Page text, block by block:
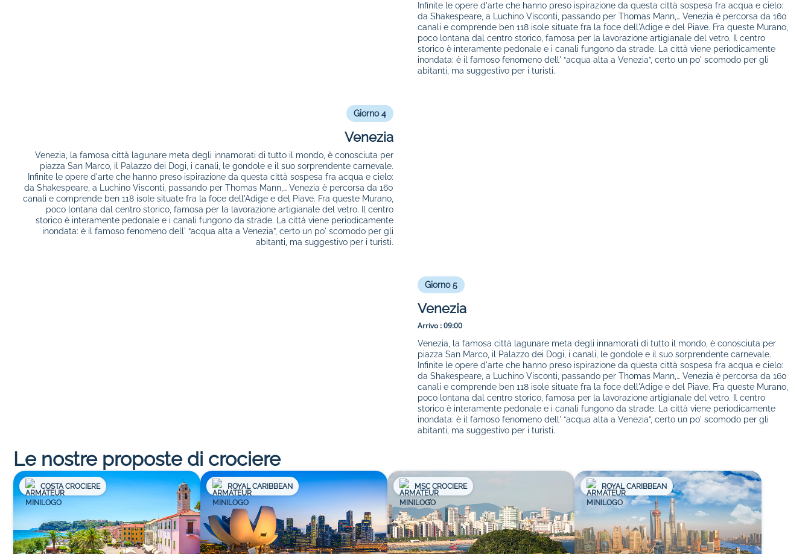
Infinite le opere d'arte che hanno preso ispirazione da questa città sospesa fra acqua e cielo:
da Shakespeare, a Luchino Visconti, passando per Thomas Mann,… Venezia è percorsa da 160
canali e comprende ben 118 isole situate fra la foce dell'Adige e del Piave. Fra queste Murano,
poco lontana dal centro storico, famosa per la lavorazione artigianale del vetro. Il centro
storico è interamente pedonale e i canali fungono da strade. La città viene periodicamente
inondata: è il famoso fenomeno dell' “acqua alta a Venezia”, certo un po' scomodo per gli
abitanti, ma suggestivo per i turisti.
Giorno 4
Venezia
Venezia, la famosa città lagunare meta degli innamorati di tutto il mondo, è conosciuta per
piazza San Marco, il Palazzo dei Dogi, i canali, le gondole e il suo sorprendente carnevale.
Infinite le opere d'arte che hanno preso ispirazione da questa città sospesa fra acqua e cielo:
da Shakespeare, a Luchino Visconti, passando per Thomas Mann,… Venezia è percorsa da 160
canali e comprende ben 118 isole situate fra la foce dell'Adige e del Piave. Fra queste Murano,
poco lontana dal centro storico, famosa per la lavorazione artigianale del vetro. Il centro
storico è interamente pedonale e i canali fungono da strade. La città viene periodicamente
inondata: è il famoso fenomeno dell' “acqua alta a Venezia”, certo un po' scomodo per gli
abitanti, ma suggestivo per i turisti.
Giorno 5
Venezia
Arrivo :09:00
Venezia, la famosa città lagunare meta degli innamorati di tutto il mondo, è conosciuta per
piazza San Marco, il Palazzo dei Dogi, i canali, le gondole e il suo sorprendente carnevale.
Infinite le opere d'arte che hanno preso ispirazione da questa città sospesa fra acqua e cielo:
da Shakespeare, a Luchino Visconti, passando per Thomas Mann,… Venezia è percorsa da 160
canali e comprende ben 118 isole situate fra la foce dell'Adige e del Piave. Fra queste Murano,
poco lontana dal centro storico, famosa per la lavorazione artigianale del vetro. Il centro
storico è interamente pedonale e i canali fungono da strade. La città viene periodicamente
inondata: è il famoso fenomeno dell' “acqua alta a Venezia”, certo un po' scomodo per gli
abitanti, ma suggestivo per i turisti.
Le nostre proposte di crociere
COSTA CROCIERE ROYAL CARIBBEAN MSC CROCIERE ROYAL CARIBBEAN